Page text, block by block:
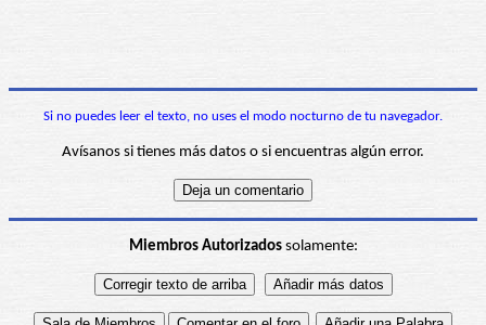
Si no puedes leer el texto, no uses el modo nocturno de tu navegador.
Avísanos si tienes más datos o si encuentras algún error.
Miembros Autorizadossolamente: